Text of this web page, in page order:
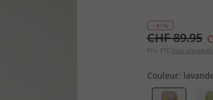
- 41%
CHF 89.95
Prix TTC frais
Couleur: